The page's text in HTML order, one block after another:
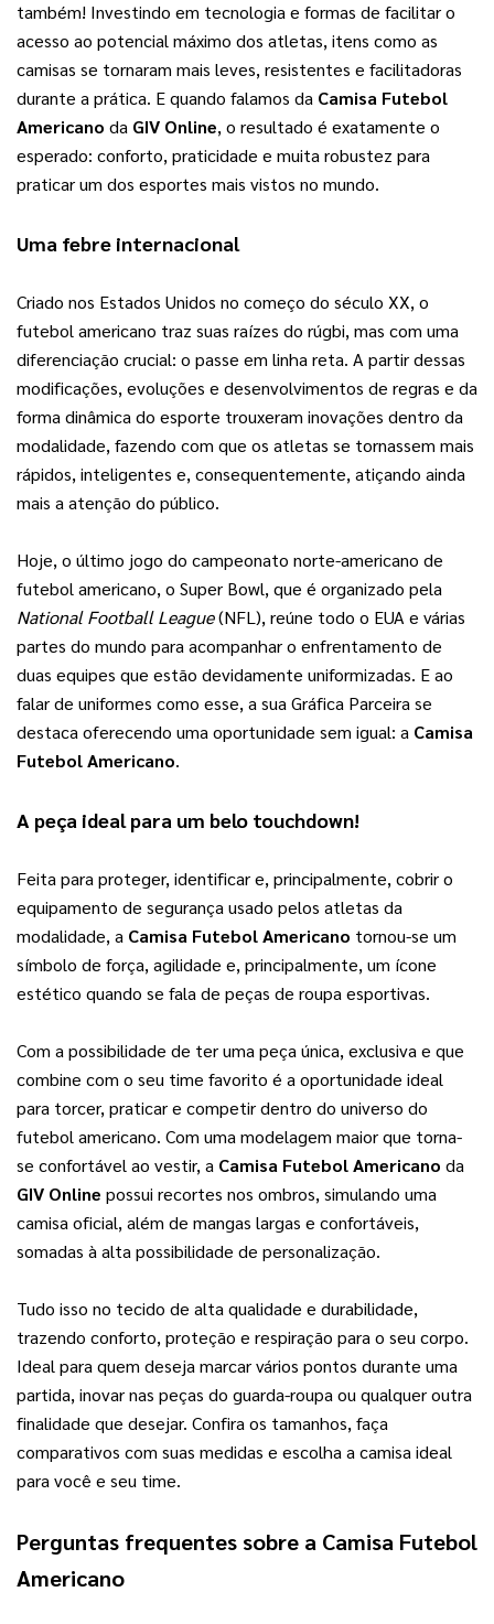
também! Investindo em tecnologia e formas de facilitar o
acesso ao potencial máximo dos atletas, itens como as
camisas se tornaram mais leves, resistentes e facilitadoras
durante a prática. E quando falamos da Camisa Futebol
Americano da GIV Online, o resultado é exatamente o
esperado: conforto, praticidade e muita robustez para
praticar um dos esportes mais vistos no mundo.
Uma febre internacional
Criado nos Estados Unidos no começo do século XX, o
futebol americano traz suas raízes do rúgbi, mas com uma
diferenciação crucial: o passe em linha reta. A partir dessas
modificações, evoluções e desenvolvimentos de regras e da
forma dinâmica do esporte trouxeram inovações dentro da
modalidade, fazendo com que os atletas se tornassem mais
rápidos, inteligentes e, consequentemente, atiçando ainda
mais a atenção do público.
Hoje, o último jogo do campeonato norte-americano de
National Football League (NFL), reúne todo o EUA e várias
partes do mundo para acompanhar o enfrentamento de
duas equipes que estão devidamente uniformizadas. E ao
falar de uniformes como esse, a sua Gráfica Parceira se
destaca oferecendo uma oportunidade sem igual: a Camisa
Futebol Americano.
A peça ideal para um belo touchdown!
Feita para proteger, identificar e, principalmente, cobrir o
equipamento de segurança usado pelos atletas da
modalidade, a Camisa Futebol Americano tornou-se um
símbolo de força, agilidade e, principalmente, um ícone
estético quando se fala de peças de roupa esportivas.
Com a possibilidade de ter uma peça única, exclusiva e que
combine com o seu time favorito é a oportunidade ideal
para torcer, praticar e competir dentro do universo do
futebol americano. Com uma modelagem maior que torna-
se confortável ao vestir, a Camisa Futebol Americano
GIV Online possui recortes nos ombros, simulando uma
camisa oficial, além de mangas largas e confortáveis,
somadas à alta possibilidade de personalização.
Tudo isso no tecido de alta qualidade e durabilidade,
trazendo conforto, proteção e respiração para o seu corpo.
Ideal para quem deseja marcar vários pontos durante uma
partida, inovar nas peças do guarda-roupa ou qualquer outra
finalidade que desejar. Confira os tamanhos, faça
comparativos com suas medidas e escolha a camisa ideal
para você e seu time.
Perguntas frequentes sobre a Camisa Futebol
Americano